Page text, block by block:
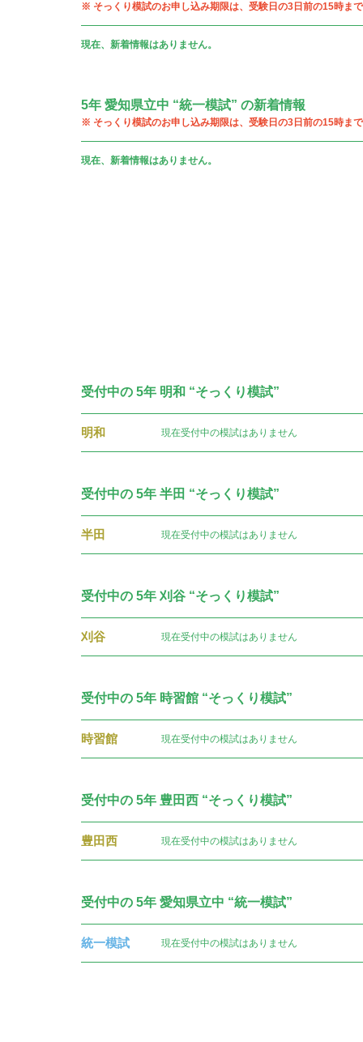
※ そっくり模試のお申し込み期限は、受験日の3日前の15時まで
現在、新着情報はありません。
5年 愛知県立中 “統一模試” の新着情報
※ そっくり模試のお申し込み期限は、受験日の3日前の15時まで
現在、新着情報はありません。
受付中の 5年 明和 “そっくり模試”
明和 現在受付中の模試はありません
受付中の 5年 半田 “そっくり模試”
半田 現在受付中の模試はありません
受付中の 5年 刈谷 “そっくり模試”
刈谷 現在受付中の模試はありません
受付中の 5年 時習館 “そっくり模試”
時習館 現在受付中の模試はありません
受付中の 5年 豊田西 “そっくり模試”
豊田西 現在受付中の模試はありません
受付中の 5年 愛知県立中 “統一模試”
統一模試 現在受付中の模試はありません